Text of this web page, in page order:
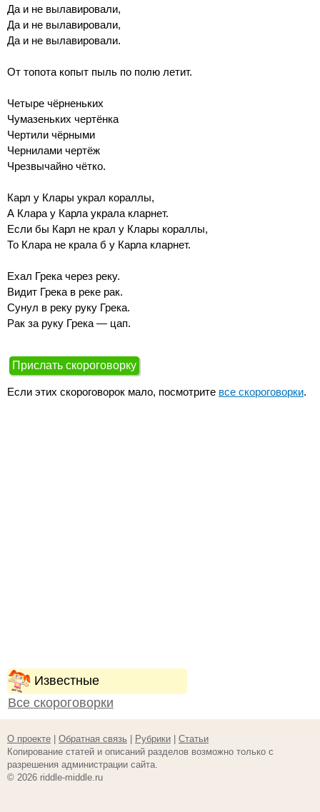
Да и не вылавировали,
Да и не вылавировали,
Да и не вылавировали.
От топота копыт пыль по полю летит.
Четыре чёрненьких
Чумазеньких чертёнка
Чертили чёрными
Чернилами чертёж
Чрезвычайно чётко.
Карл у Клары украл кораллы,
А Клара у Карла украла кларнет.
Если бы Карл не крал у Клары кораллы,
То Клара не крала б у Карла кларнет.
Ехал Грека через реку.
Видит Грека в реке рак.
Сунул в реку руку Грека.
Рак за руку Грека — цап.
Прислать скороговорку
Если этих скороговорок мало, посмотрите все скороговорки.
Известные
Все скороговорки
О проекте Обратная связь Рубрики
Статьи
Копирование статей и описаний разделов возможно только с
разрешения администрации сайта.
© 2026 riddle-middle.ru